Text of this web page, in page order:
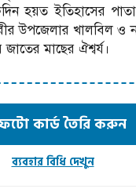
হয়ত ইতিহাসের
উপজেলার খালবিল ও
জাতের মাছের ঐশ্বর্য।
কার্ড তৈরি করুন
ব্যবহার বিধি দেখুন